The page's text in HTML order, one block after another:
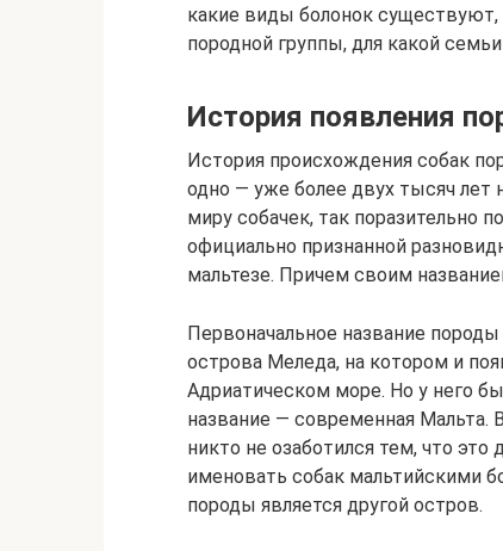
какие виды болонок
породной группы, для какой
История появления
История происхождения собак
одно — уже более двух тысяч лет
миру собачек, так поразительно
официально признанной
мальтезе. Причем своим
Первоначальное название
острова Меледа, на котором и
Адриатическом море. Но у него
название — современная Мальта.
никто не озаботился тем, что
именовать собак мальтийскими
породы является другой остров.